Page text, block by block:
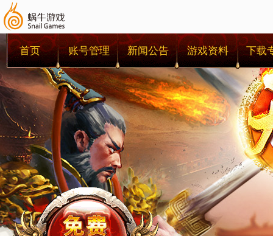
首页 账号管理 新闻公告 游戏资料 下载